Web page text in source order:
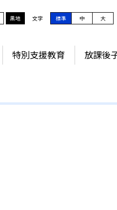
黒地 文字 標準 中 大
特別支援教育 放課後